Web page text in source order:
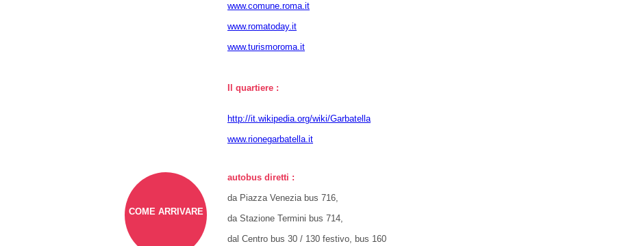
www.comune.roma.it
www.romatoday.it
www.turismoroma.it
Il quartiere :
http://it.wikipedia.org/wiki/Garbatella
www.rionegarbatella.it
COME ARRIVARE
autobus diretti :
da Piazza Venezia bus 716,
da Stazione Termini bus 714,
dal Centro bus 30 / 130 festivo, bus 160